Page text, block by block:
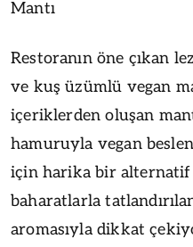
Mantı
Restoranın öne çıkan
ve kuş üzümlü vegan
içeriklerden oluşan
hamuruyla vegan
için harika bir
baharatlarla
aromasıyla dikkat